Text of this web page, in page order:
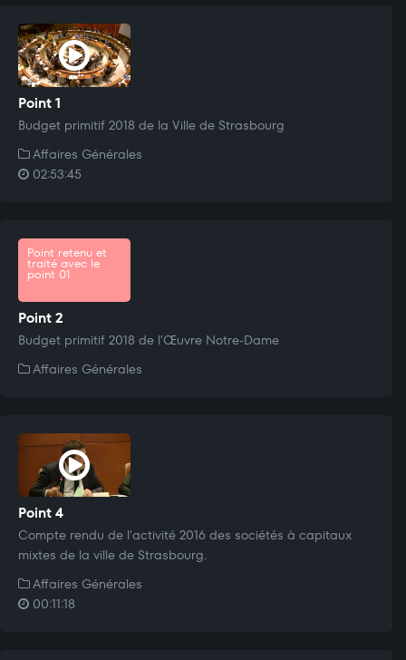
Point 1
Budget primitif 2018 de la Ville de Strasbourg
Affaires Générales
02:53:45
Point retenu et
traité avec le
point 01
Point 2
Budget primitif 2018 de l'Œuvre Notre-Dame
Affaires Générales
Point 4
Compte rendu de l'activité 2016 des sociétés à capitaux
mixtes de la ville de Strasbourg.
Affaires Générales
00:11:18